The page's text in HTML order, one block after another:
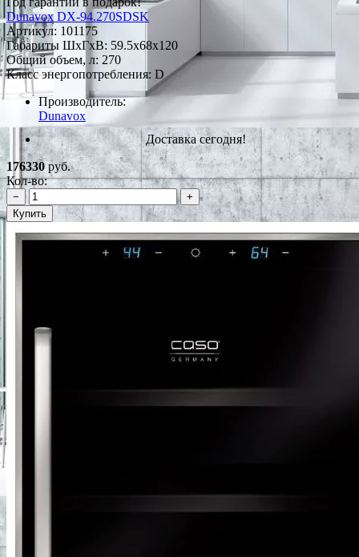
Dunavox DX-94.270SDSK
Артикул: 101175
Габариты ШxГxВ: 59.5x68x120
Общий объем, л: 270
Класс энергопотребления: D
Производитель:
Dunavox
Доставка сегодня!
176330руб.
Кол-во:
−
+
Купить